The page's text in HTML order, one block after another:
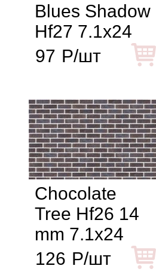
Blues Shadow
Hf27 7.1x24
97 Р/шт
Chocolate
Tree Hf26 14
mm 7.1x24
126 Р/шт